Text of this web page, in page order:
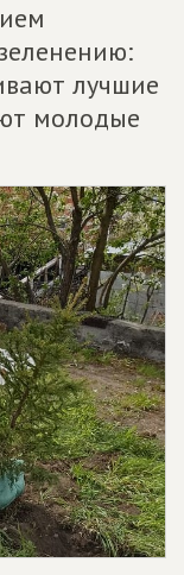
лучшие
молодые